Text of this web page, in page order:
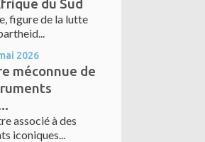
du Sud
figure de la lutte
2026
méconnue de
associé à des
iconiques...